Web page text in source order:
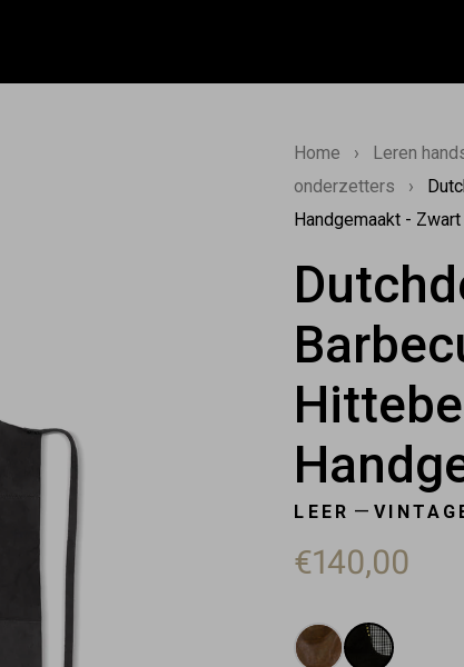
Home ›
Leren
onderzetters
›
Handgemaakt - Zwart
LEER —
€140,00